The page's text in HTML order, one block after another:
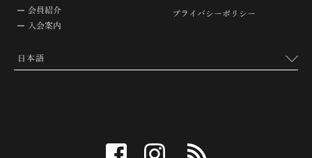
会員紹介
入会案内
プライバシーポリシー
facebook instagram